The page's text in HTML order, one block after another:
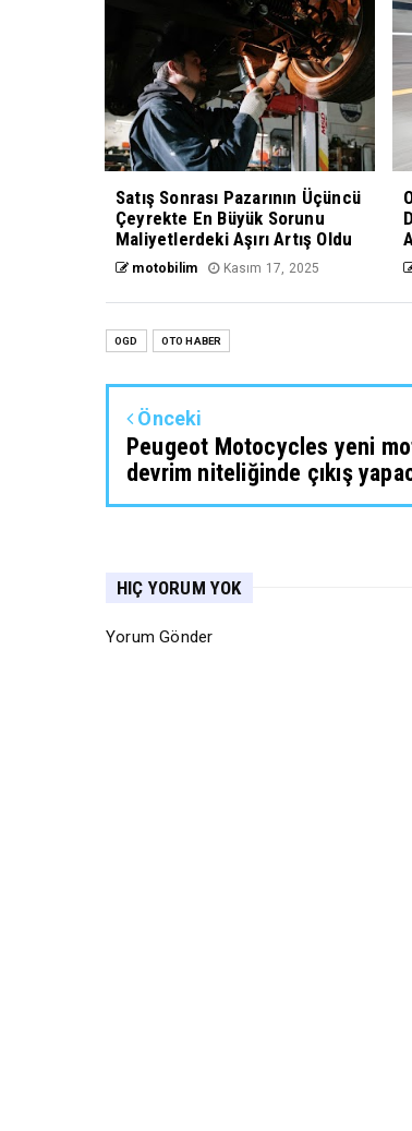
Satış Sonrası Pazarının Üçüncü
Çeyrekte En Büyük Sorunu
Maliyetlerdeki Aşırı Artış Oldu
motobilim Kasım 17, 2025
OGD OTO HABER
Önceki
Peugeot Motocycles yeni
devrim niteliğinde çıkış
HIÇ YORUM YOK
Yorum Gönder